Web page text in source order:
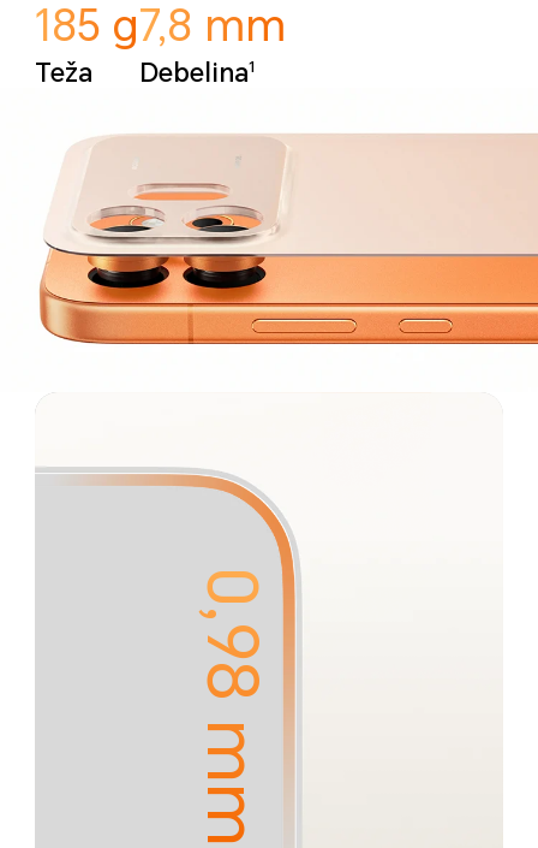
185 g
Teža
7,8 mm
Debelina1
0,98 mm